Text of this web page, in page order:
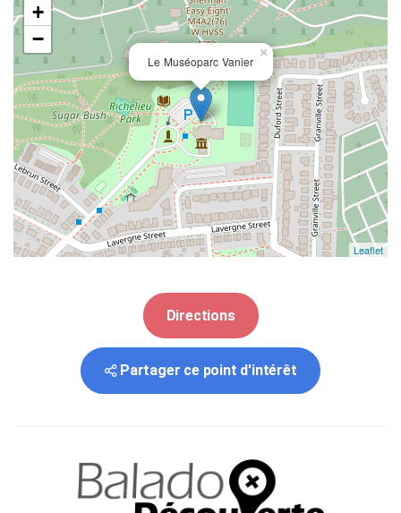
Le Muséoparc Vanier
×
+
−
Leaflet
Directions
Partager ce point d'intérêt